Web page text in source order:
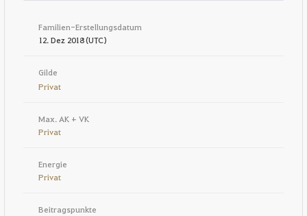
Familien-Erstellungsdatum
12. Dez 2018 (UTC)
Gilde
Privat
Max. AK + VK
Privat
Energie
Privat
Beitragspunkte